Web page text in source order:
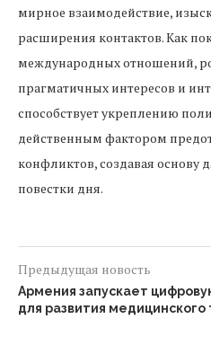
мирное взаимодействие,
расширения контактов. Как
международных отношений,
прагматичных интересов и
способствует укреплению
действенным фактором
конфликтов, создавая основу
повестки дня.
Предыдущая новость
Армения запускает
для развития медицинского